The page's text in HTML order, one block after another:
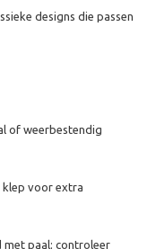
designs die passen
of weerbestendig
klep voor extra
met paal; controleer